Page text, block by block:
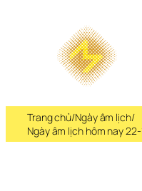
Trang chủ/Ngày âm lịch/
Ngày âm lịch hôm nay